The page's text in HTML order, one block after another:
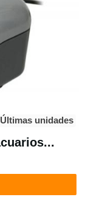
Últimas unidades